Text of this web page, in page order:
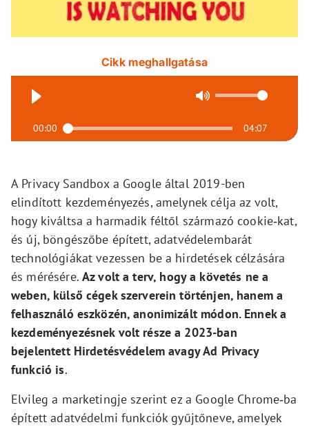
Cikk meghallgatása
00:00 04:07
A Privacy Sandbox a Google által 2019-ben
elindított kezdeményezés, amelynek célja az volt,
hogy kiváltsa a harmadik féltől származó cookie‑kat,
és új, böngészőbe épített, adatvédelembarát
technológiákat vezessen be a hirdetések célzására
és mérésére. Az volt a terv, hogy a követés ne a
weben, külső cégek szerverein történjen, hanem a
felhasználó eszközén, anonimizált módon. Ennek a
kezdeményezésnek volt része a 2023-ban
bejelentett Hirdetésvédelem avagy Ad Privacy
funkció is.
Elvileg a marketingje szerint ez a Google Chrome‑ba
épített adatvédelmi funkciók gyűjtőneve, amelyek